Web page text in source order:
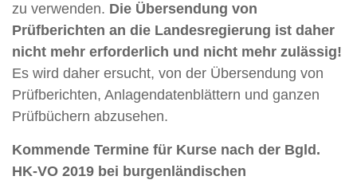
zu verwenden. Die Übersendung von
Prüfberichten an die Landesregierung ist daher
nicht mehr erforderlich und nicht mehr zulässig!
Es wird daher ersucht, von der Übersendung von
Prüfberichten, Anlagendatenblättern und ganzen
Prüfbüchern abzusehen.
Kommende Termine für Kurse nach der Bgld.
HK-VO 2019 bei burgenländischen